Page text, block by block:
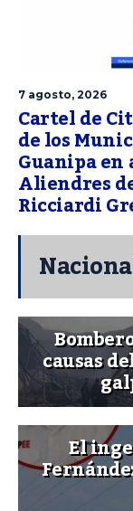
7 agosto, 2026
Cartel de
de los
Guanipa
Aliendres
Ricciardi
causas
El